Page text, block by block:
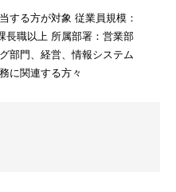
する方が対象 従業員規模：
長職以上 所属部署：営業部
部門、経営、情報システム
に関連する方々